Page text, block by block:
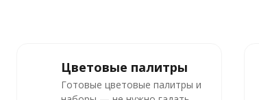
Цветовые палитры
Готовые цветовые палитры и